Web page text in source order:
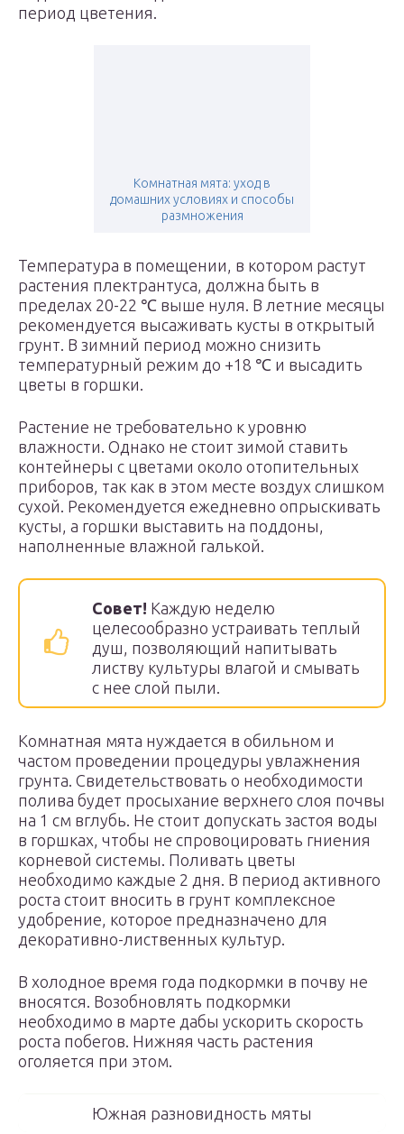
период цветения.
Комнатная мята: уход в
домашних условиях и способы
размножения
Температура в помещении, в котором растут
растения плектрантуса, должна быть в
пределах 20-22 ℃ выше нуля. В летние месяцы
рекомендуется высаживать кусты в открытый
грунт. В зимний период можно снизить
температурный режим до +18 ℃ и высадить
цветы в горшки.
Растение не требовательно к уровню
влажности. Однако не стоит зимой ставить
контейнеры с цветами около отопительных
приборов, так как в этом месте воздух слишком
сухой. Рекомендуется ежедневно опрыскивать
кусты, а горшки выставить на поддоны,
наполненные влажной галькой.
Совет! Каждую неделю
целесообразно устраивать теплый
душ, позволяющий напитывать
листву культуры влагой и смывать
с нее слой пыли.
Комнатная мята нуждается в обильном и
частом проведении процедуры увлажнения
грунта. Свидетельствовать о необходимости
полива будет просыхание верхнего слоя почвы
на 1 см вглубь. Не стоит допускать застоя воды
в горшках, чтобы не спровоцировать гниения
корневой системы. Поливать цветы
необходимо каждые 2 дня. В период активного
роста стоит вносить в грунт комплексное
удобрение, которое предназначено для
декоративно-лиственных культур.
В холодное время года подкормки в почву не
вносятся. Возобновлять подкормки
необходимо в марте дабы ускорить скорость
роста побегов. Нижняя часть растения
оголяется при этом.
Южная разновидность мяты